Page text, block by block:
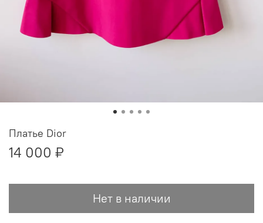
Платье Dior
14 000 ₽
Нет в наличии